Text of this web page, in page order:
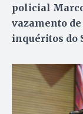
policial
vazamento
inquéritos do